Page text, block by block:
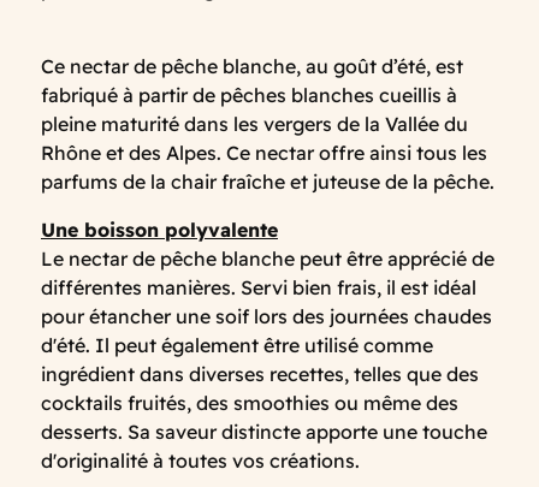
Ce nectar de pêche blanche, au goût d’été, est
fabriqué à partir de pêches blanches cueillis à
pleine maturité dans les vergers de la Vallée du
Rhône et des Alpes. Ce nectar offre ainsi tous les
parfums de la chair fraîche et juteuse de la pêche.
Une boisson polyvalente
Le nectar de pêche blanche peut être apprécié de
différentes manières. Servi bien frais, il est idéal
pour étancher une soif lors des journées chaudes
d'été. Il peut également être utilisé comme
ingrédient dans diverses recettes, telles que des
cocktails fruités, des smoothies ou même des
desserts. Sa saveur distincte apporte une touche
d'originalité à toutes vos créations.